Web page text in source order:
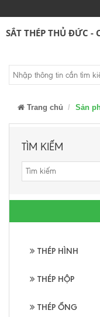
SẮT THÉP THỦ ĐỨC -
Trang chủ Sản
TÌM KIẾM
THÉP HÌNH
THÉP HỘP
THÉP ỐNG